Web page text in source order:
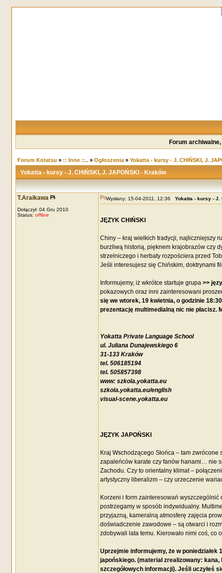
Forum
Forum Kotatsu » :: Inne ::..» Ogłoszenia» Yokatta - kursy - J. CHIŃSKI, J.
Yokatta - kursy - J. CHIŃSKI, J. JAPOŃSKI - Kraków
T.Araikawa
Dołączył: 04 Gru 2010
Status: offline
Wysłany: 15-04-2011, 12:36 Yokatta - kursy - J.
JĘZYK CHIŃSKI
Chiny – kraj wielkich tradycji, najliczniejszy
burzliwą historią, pięknem krajobrazów czy
strzelniczego i herbaty rozpościera przed
Jeśli interesujesz się Chińskim, doktrynami
Informujemy, iż wkrótce startuje grupa >>
pokazowych oraz inni zainteresowani
się we wtorek, 19 kwietnia, o godzinie
prezentację multimedialną nic nie płacisz.
Yokatta Private Language School
ul. Juliana Dunajewskiego 6
31-133 Kraków
tel. 506185194
tel. 505857398
www: szkola.yokatta.eu
szkola.yokatta.eu/english
visual-scene.yokatta.eu
JĘZYK JAPOŃSKI
Kraj Wschodzącego Słońca – tam
zapaleńców karate czy fanów hanami… nie
Zachodu. Czy to orientalny klimat –
artystyczny liberalizm – czy urzeczenie
Korzeni i form zainteresowań
postrzegamy w sposób indywidualny.
przyjazną, kameralną atmosferę zajęcia
doświadczenie zawodowe – są otwarci i
zdobywali lata temu. Kierowało nimi coś, co
Uprzejmie informujemy, że w
japońskiego. (materiał zrealizowany:
szczegółowych informacji). Jeśli uczyłeś